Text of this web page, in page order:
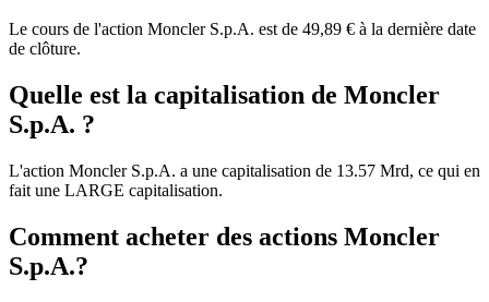
Le cours de l'action Moncler S.p.A. est de 49,89 € à la dernière date
de clôture.
Quelle est la capitalisation de Moncler
S.p.A. ?
L'action Moncler S.p.A. a une capitalisation de 13.57 Mrd, ce qui en
fait une LARGE capitalisation.
Comment acheter des actions Moncler
S.p.A.?